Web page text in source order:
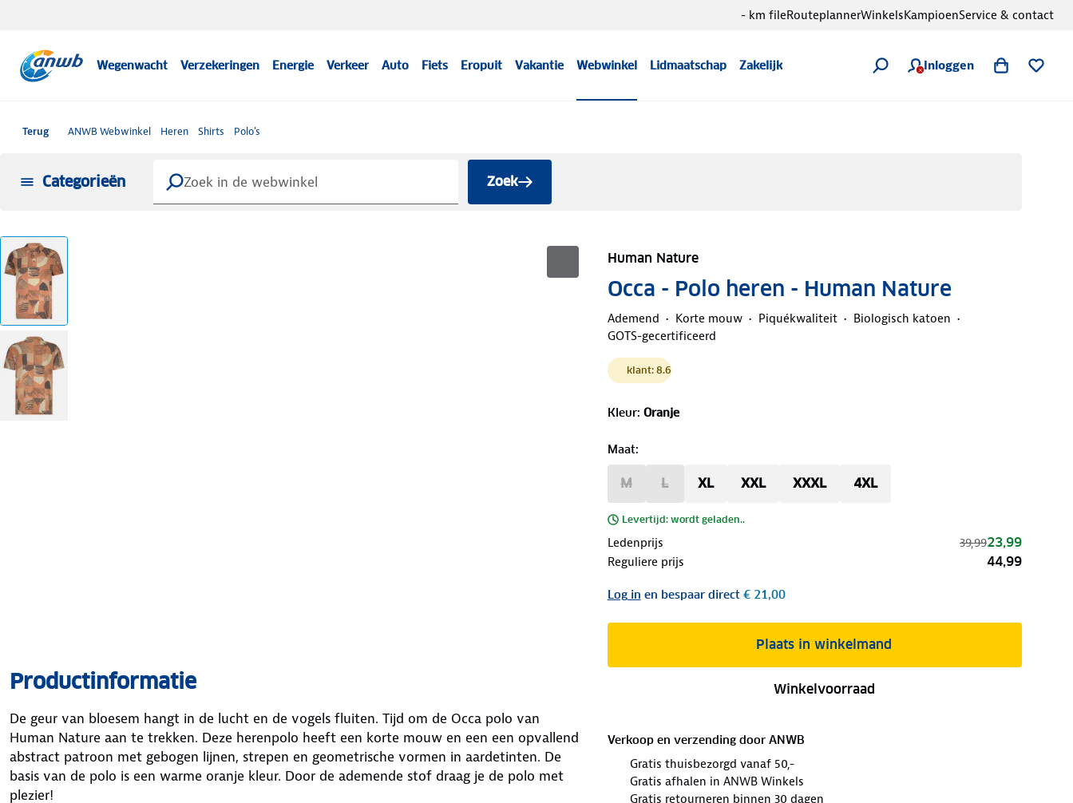
Wegenwacht Verzekeringen Energie Verkeer Auto Fiets Eropuit Vakantie Webwinkel Lidmaatschap Zakelijk Inloggen
- km fileRouteplannerWinkelsKampioenService & contact
Terug ANWB Webwinkel Heren Shirts Polo's
Categorieën Zoek
Human Nature
Occa - Polo heren - Human Nature
Ademend Korte mouw Piquékwaliteit
Biologisch katoen
GOTS-gecertificeerd
klant: 8.6
Kleur: Oranje
Maat:
M L XL XXL XXXL 4XL
Levertijd: wordt geladen..
Ledenprijs 39,9923,99
Reguliere prijs 44,99
Log in en bespaar direct€ 21,00
Plaats in winkelmand
Winkelvoorraad
Verkoop en verzending door ANWB
Gratis thuisbezorgd vanaf 50,-
Gratis afhalen in ANWB Winkels
Gratis retourneren binnen 30 dagen
Productinformatie
De geur van bloesem hangt in de lucht en de vogels fluiten. Tijd om de Occa polo van
Human Nature aan te trekken. Deze herenpolo heeft een korte mouw en een een opvallend
abstract patroon met gebogen lijnen, strepen en geometrische vormen in aardetinten. De
basis van de polo is een warme oranje kleur. Door de ademende stof draag je de polo met
plezier!